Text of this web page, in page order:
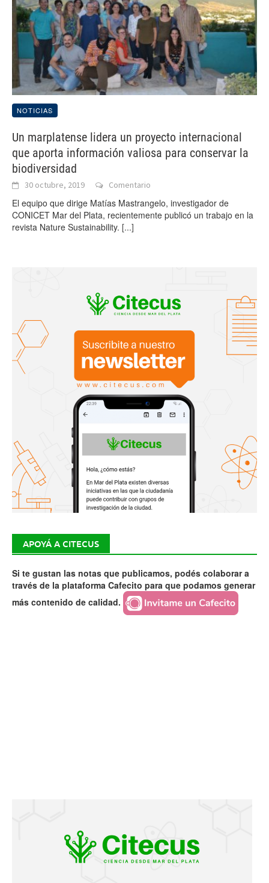
NOTICIAS
Un marplatense lidera un proyecto internacional
que aporta información valiosa para conservar la
biodiversidad
30 octubre, 2019 Comentario
El equipo que dirige Matías Mastrangelo, investigador de
CONICET Mar del Plata, recientemente publicó un trabajo en la
revista Nature Sustainability. [...]
APOYÁ A CITECUS
Si te gustan las notas que publicamos, podés colaborar a
través de la plataforma Cafecito para que podamos generar
más contenido de calidad.